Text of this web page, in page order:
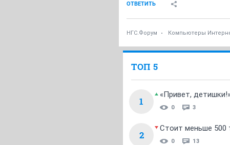
ОТВЕТИТЬ
НГС.Форум Компьютеры
ТОП 5
1
«Привет,
0 3
2
Стоит меньше 500
0 13